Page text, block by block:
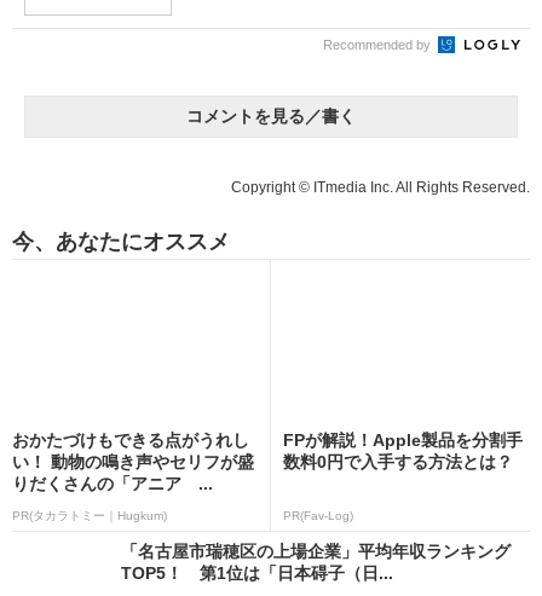
Recommended by
コメントを見る／書く
Copyright © ITmedia Inc. All Rights Reserved.
今、あなたにオススメ
おかたづけもできる点がうれし
い！ 動物の鳴き声やセリフが盛
りだくさんの「アニア ...
PR(タカラトミー｜Hugkum)
FPが解説！Apple製品を分割手
数料0円で入手する方法とは？
PR(Fav-Log)
「名古屋市瑞穂区の上場企業」平均年収ランキング
TOP5！ 第1位は「日本碍子（日...